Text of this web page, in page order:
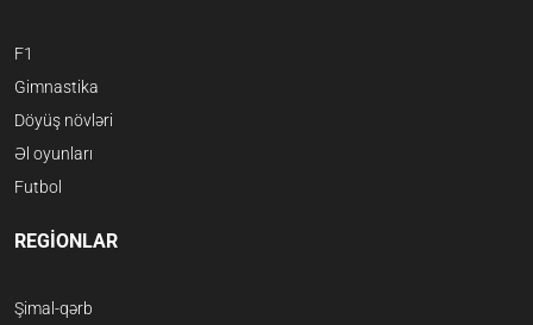
F1
Gimnastika
Döyüş növləri
Əl oyunları
Futbol
REGİONLAR
Şimal-qərb